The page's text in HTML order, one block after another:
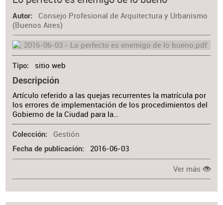
Autor
Consejo Profesional de Arquitectura y Urbanismo
(Buenos Aires)
Tipo sitio web
Descripción
Artículo referido a las quejas recurrentes la matrícula por
los errores de implementación de los procedimientos del
Gobierno de la Ciudad para la…
Colección Gestión
Fecha de publicación 2016-06-03
Ver más